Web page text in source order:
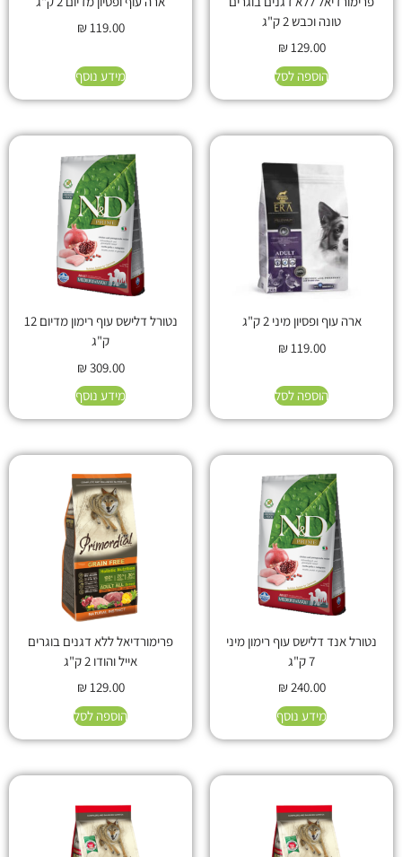
טונה וכבש 2 ק"ג
₪129.00
הוספה לסל
₪119.00
מידע נוסף
ארה עוף ופסיון מיני 2 ק"ג
₪119.00
הוספה לסל
נטורל דלישס עוף רימון מדיום 12
ק"ג
₪309.00
מידע נוסף
נטורל אנד דלישס עוף רימון מיני
7 ק"ג
₪240.00
מידע נוסף
פרימורדיאל ללא דגנים בוגרים
אייל והודו 2 ק"ג
₪129.00
הוספה לסל